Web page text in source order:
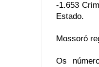
-1.653
Estado.
Mossoró
Os